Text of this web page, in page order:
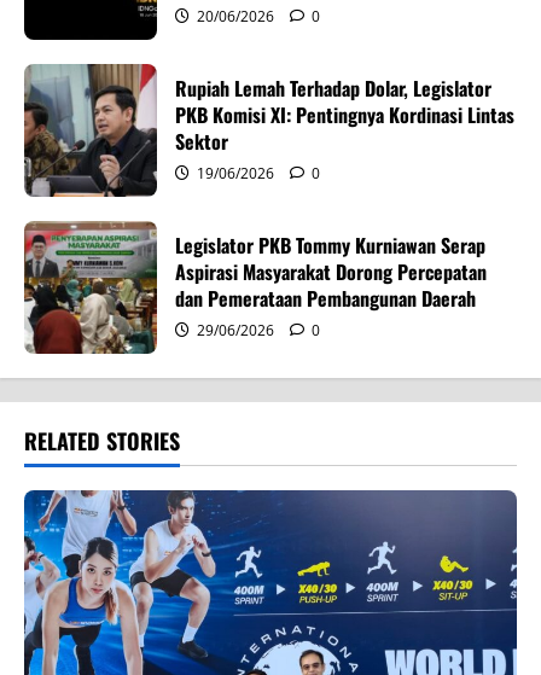
n
20/06/2026 0
Rupiah Lemah Terhadap Dolar, Legislator
PKB Komisi XI: Pentingnya Kordinasi Lintas
Sektor
19/06/2026 0
Legislator PKB Tommy Kurniawan Serap
Aspirasi Masyarakat Dorong Percepatan
dan Pemerataan Pembangunan Daerah
29/06/2026 0
RELATED STORIES